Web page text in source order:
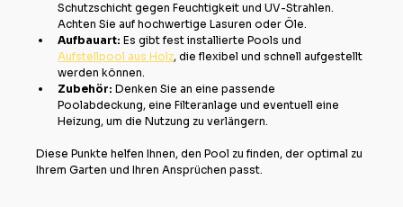
Schutzschicht gegen Feuchtigkeit und UV-Strahlen.
Achten Sie auf hochwertige Lasuren oder Öle.
Aufbauart: Es gibt fest installierte Pools und
Aufstellpool aus Holz, die flexibel und schnell aufgestellt
werden können.
Zubehör: Denken Sie an eine passende
Poolabdeckung, eine Filteranlage und eventuell eine
Heizung, um die Nutzung zu verlängern.
Diese Punkte helfen Ihnen, den Pool zu finden, der optimal zu
Ihrem Garten und Ihren Ansprüchen passt.